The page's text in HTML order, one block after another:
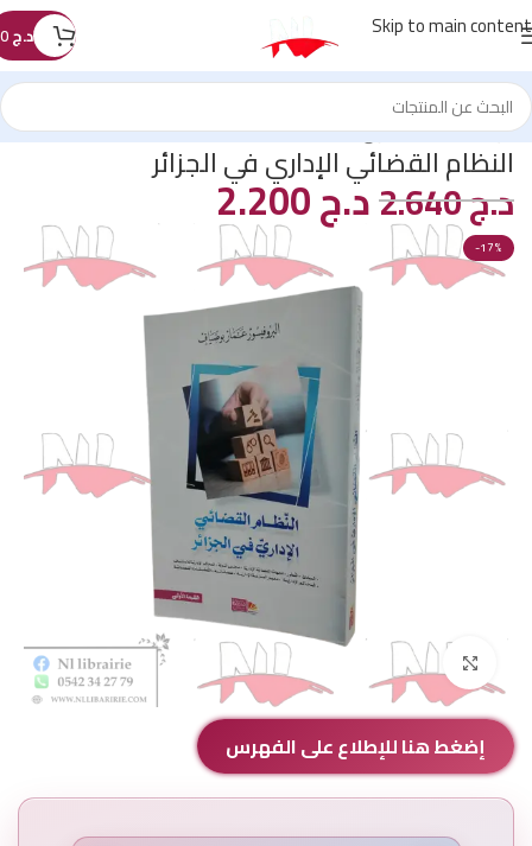
Skip to main content د.ج
الرئيسية/كتب القانون/
les Auteurs
/
boudiaf
النظام القضائي الإداري في الجزائر
د.ج2.640 د.ج2.200
-17%
Click to enlarge
إضغط هنا للإطلاع على الفهرس